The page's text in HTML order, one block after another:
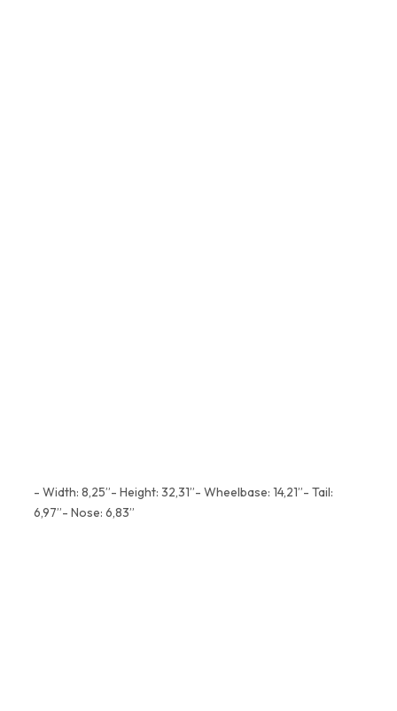
- Width: 8,25”- Height: 32,31”- Wheelbase: 14,21”- Tail:
6,97”- Nose: 6,83”